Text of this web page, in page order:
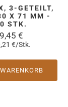
3-GETEILT,
X 71 MM -
STK.
€
€/Stk.